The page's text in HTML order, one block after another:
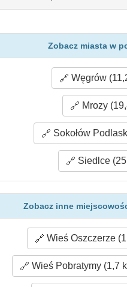
Zobacz miasta w
Węgrów
Mrozy
Sokołów
Siedlce
Zobacz inne
Wieś Oszczerze
Wieś Pobratymy (1,7